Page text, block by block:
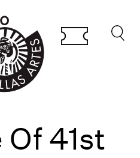
41st